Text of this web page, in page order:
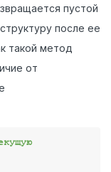
пустой
после ее
такой метод
от